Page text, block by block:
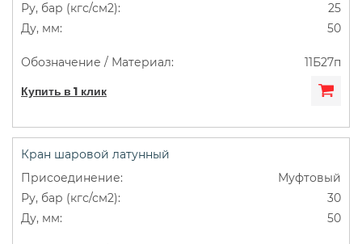
25
50
11Б27п
Купить в 1 клик
Кран шаровой латунный
Муфтовый
30
50